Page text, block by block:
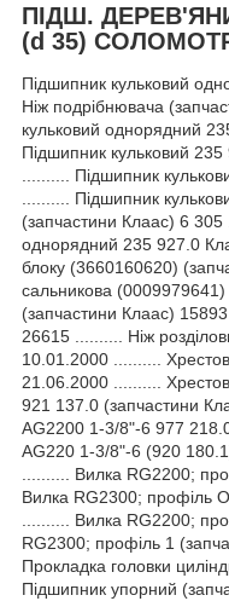
ПІДШ.
(d 35)
Підшипник кульковий
Ніж подрібнювача
кульковий однорядний
Підшипник кульковий
.......... Підшипник
.......... Підшипник
(запчастини Клаас) 6
однорядний 235 927.0
блоку (3660160620)
сальникова
(запчастини Клаас)
26615 .......... Ніж
10.01.2000 ..........
21.06.2000 ..........
921 137.0 (запчастини
AG2200 1-3/8"-6 977
AG220 1-3/8"-6 (920
.......... Вилка RG2200;
Вилка RG2300; профіль
.......... Вилка RG2200;
RG2300; профіль 1
Прокладка головки
Підшипник упорний